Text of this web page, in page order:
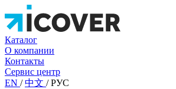
Каталог
О компании
Контакты
Сервис центр
EN /中文 /РУС